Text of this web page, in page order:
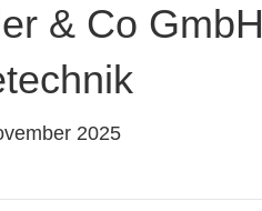
& Co
2025